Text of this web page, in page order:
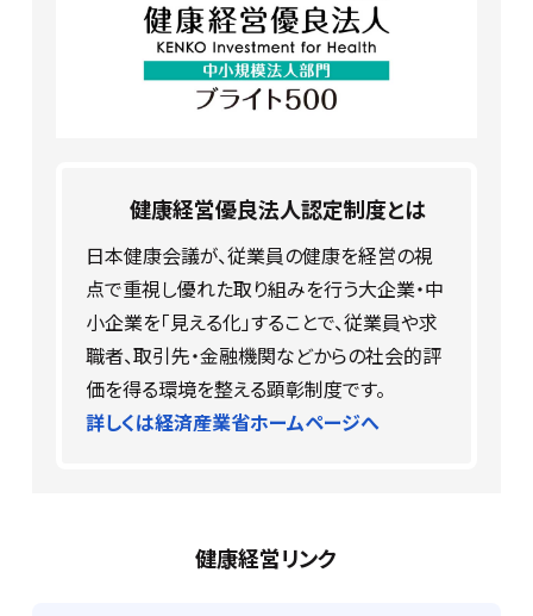
健康経営優良法人認定制度とは
日本健康会議が、従業員の健康を経営の視
点で重視し優れた取り組みを行う大企業・中
小企業を「見える化」することで、従業員や求
職者、取引先・金融機関などからの社会的評
価を得る環境を整える顕彰制度です。
詳しくは経済産業省ホームページへ
健康経営リンク